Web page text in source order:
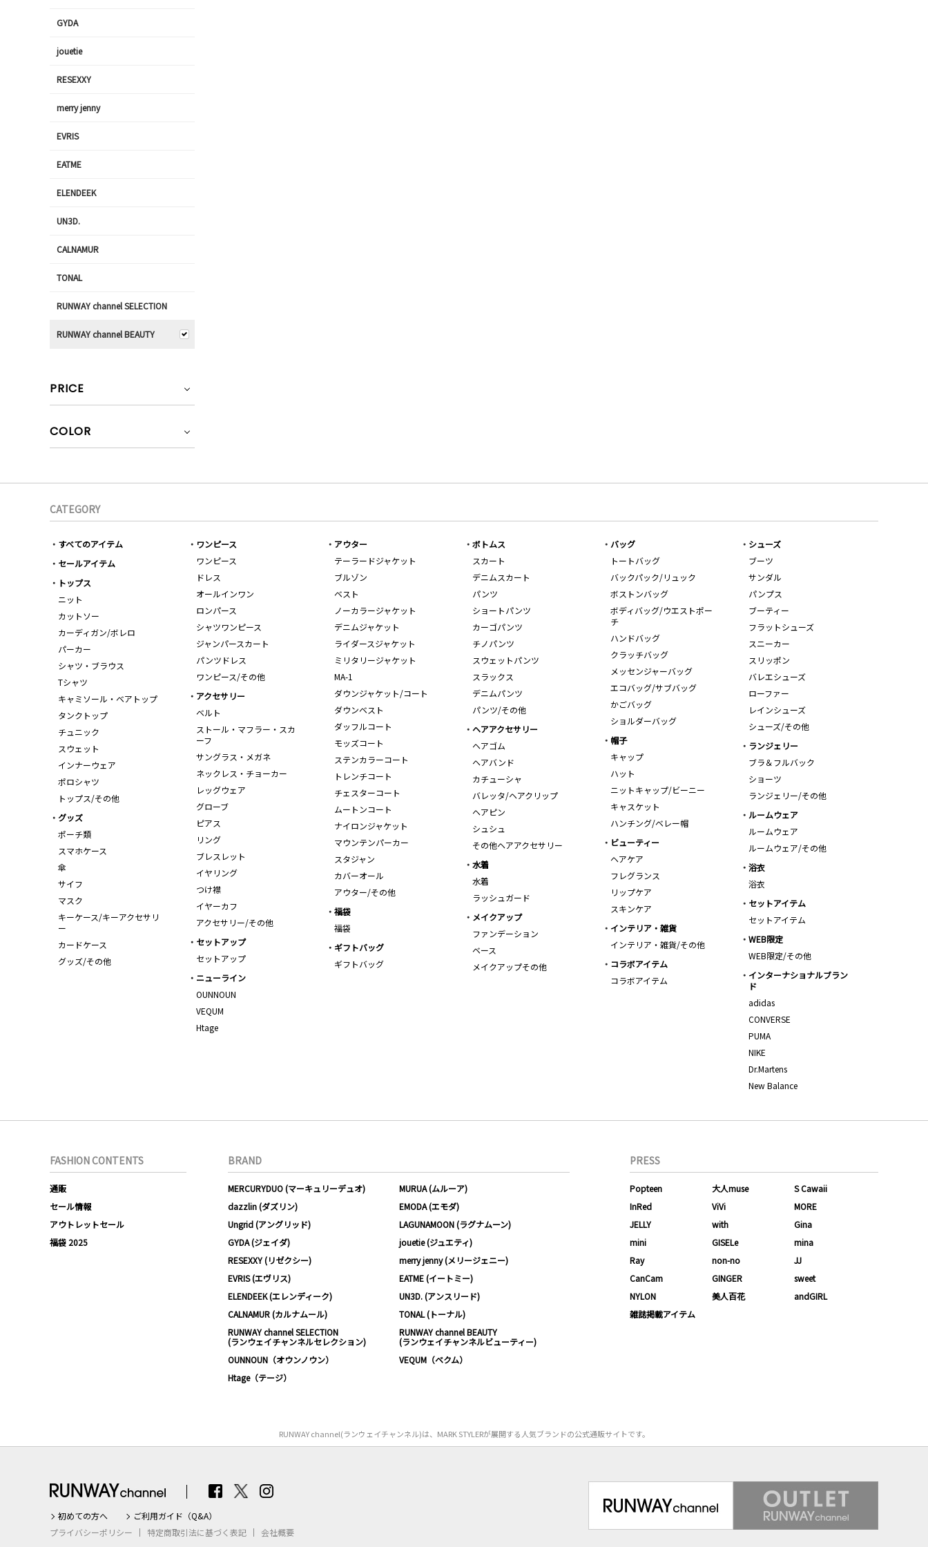
GYDA
jouetie
RESEXXY
merry jenny
EVRIS
EATME
ELENDEEK
UN3D.
CALNAMUR
TONAL
RUNWAY channel SELECTION
RUNWAY channel BEAUTY
PRICE
COLOR
CATEGORY
すべてのアイテム
セールアイテム
トップス
ニット
カットソー
カーディガン/ボレロ
パーカー
シャツ・ブラウス
Tシャツ
キャミソール・ベアトップ
タンクトップ
チュニック
スウェット
インナーウェア
ポロシャツ
トップス/その他
ワンピース
ワンピース
ドレス
オールインワン
ロンパース
シャツワンピース
ジャンパースカート
パンツドレス
ワンピース/その他
アウター
テーラードジャケット
ブルゾン
ベスト
ノーカラージャケット
デニムジャケット
ライダースジャケット
ミリタリージャケット
MA-1
ダウンジャケット/コート
ダウンベスト
ダッフルコート
モッズコート
ステンカラーコート
トレンチコート
チェスターコート
ムートンコート
ナイロンジャケット
マウンテンパーカー
スタジャン
カバーオール
アウター/その他
ボトムス
スカート
デニムスカート
パンツ
ショートパンツ
カーゴパンツ
チノパンツ
スウェットパンツ
スラックス
デニムパンツ
パンツ/その他
バッグ
トートバッグ
バックパック/リュック
ボストンバッグ
ボディバッグ/ウエストポー
チ
ハンドバッグ
クラッチバッグ
メッセンジャーバッグ
エコバッグ/サブバッグ
かごバッグ
ショルダーバッグ
シューズ
ブーツ
サンダル
パンプス
ブーティー
フラットシューズ
スニーカー
スリッポン
バレエシューズ
ローファー
レインシューズ
シューズ/その他
アクセサリー
ベルト
ストール・マフラー・スカ
ーフ
サングラス・メガネ
ネックレス・チョーカー
レッグウェア
グローブ
ピアス
リング
ブレスレット
イヤリング
つけ襟
イヤーカフ
アクセサリー/その他
ヘアアクセサリー
ヘアゴム
ヘアバンド
カチューシャ
バレッタ/ヘアクリップ
ヘアピン
シュシュ
その他ヘアアクセサリー
帽子
キャップ
ハット
ニットキャップ/ビーニー
キャスケット
ハンチング/ベレー帽
ランジェリー
ブラ＆フルバック
ショーツ
ランジェリー/その他
ルームウェア
ルームウェア
ルームウェア/その他
グッズ
ポーチ類
スマホケース
傘
サイフ
マスク
キーケース/キーアクセサリ
ー
カードケース
グッズ/その他
ビューティー
ヘアケア
フレグランス
リップケア
スキンケア
水着
水着
ラッシュガード
浴衣
浴衣
セットアイテム
セットアイテム
福袋
福袋
メイクアップ
ファンデーション
ベース
メイクアップその他
インテリア・雑貨
インテリア・雑貨/その他
WEB限定
WEB限定/その他
セットアップ
セットアップ
ギフトバッグ
ギフトバッグ
コラボアイテム
コラボアイテム
インターナショナルブラン
ド
adidas
CONVERSE
PUMA
NIKE
Dr.Martens
New Balance
ニューライン
OUNNOUN
VEQUM
Htage
FASHION CONTENTS
通販
セール情報
アウトレットセール
福袋 2025
BRAND
MERCURYDUO (マーキュリーデュオ)
MURUA (ムルーア)
dazzlin (ダズリン)
EMODA (エモダ)
Ungrid (アングリッド)
LAGUNAMOON (ラグナムーン)
GYDA (ジェイダ)
jouetie (ジュエティ)
RESEXXY (リゼクシー)
merry jenny (メリージェニー)
EVRIS (エヴリス)
EATME (イートミー)
ELENDEEK (エレンディーク)
UN3D. (アンスリード)
CALNAMUR (カルナムール)
TONAL (トーナル)
RUNWAY channel SELECTION
(ランウェイチャンネルセレクション)
RUNWAY channel BEAUTY
(ランウェイチャンネルビューティー)
OUNNOUN（オウンノウン）
VEQUM（ベクム）
Htage（テージ）
PRESS
Popteen 大人muse
S Cawaii
InRed
ViVi
MORE
JELLY
with
Gina
mini
GISELe
mina
Ray
non-no
JJ
CanCam
GINGER
sweet
NYLON
美人百花
andGIRL
雑誌掲載アイテム
RUNWAY channel(ランウェイチャンネル)は、MARK STYLERが展開する人気ブランドの公式通販サイトです。
初めての方へ
ご利用ガイド（Q&A）
プライバシーポリシー
特定商取引法に基づく表記 会社概要